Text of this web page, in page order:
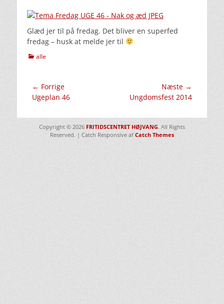
Glæd jer til på fredag. Det bliver en superfed
fredag – husk at melde jer til
kategorier
alle
Indlægsnavigation
← Forrige
Forrige
Ugeplan 46
Næste →
NæsteUngdomsfest 2014
Copyright © 2026 FRITIDSCENTRET HØJVANG. All Rights
Reserved. | Catch Responsive af Catch Themes